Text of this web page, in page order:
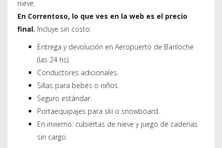
nieve.
En Correntoso, lo que ves en la web es el precio
final. Incluye sin costo:
Entrega y devolución en Aeropuerto de Bariloche
(las 24 hs).
Conductores adicionales.
Sillas para bebés o niños.
Seguro estándar.
Portaequipajes para ski o snowboard.
En invierno: cubiertas de nieve y juego de cadenas
sin cargo.